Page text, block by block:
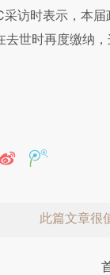
访时表示，本
去世时再度缴纳
此篇文章很